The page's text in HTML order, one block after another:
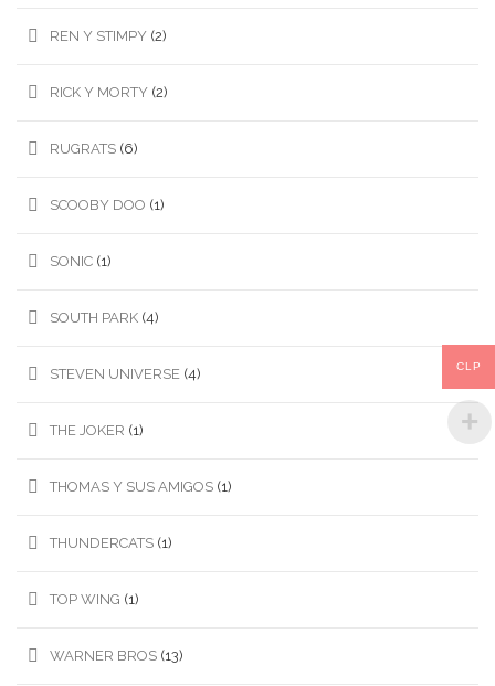
REN Y STIMPY (2)
RICK Y MORTY (2)
RUGRATS (6)
SCOOBY DOO (1)
SONIC (1)
SOUTH PARK (4)
STEVEN UNIVERSE (4)
THE JOKER (1)
THOMAS Y SUS AMIGOS (1)
THUNDERCATS (1)
TOP WING (1)
WARNER BROS (13)
CLP